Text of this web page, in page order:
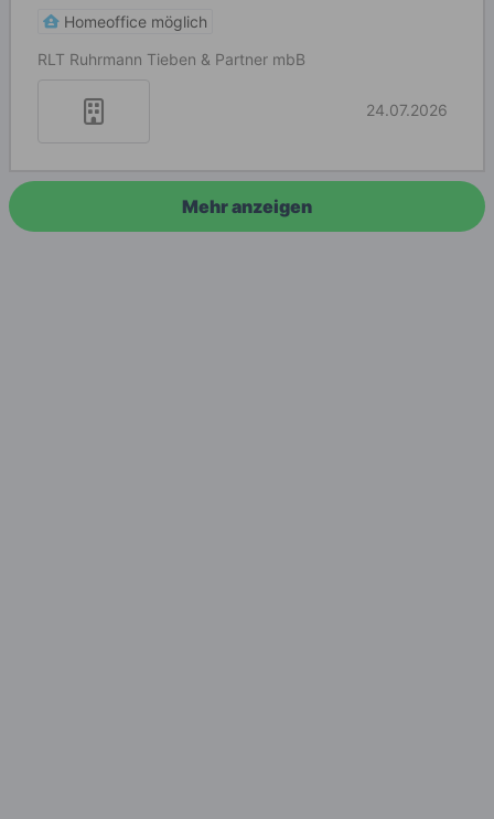
Homeoffice möglich
RLT Ruhrmann Tieben & Partner mbB
24.07.2026
Mehr anzeigen